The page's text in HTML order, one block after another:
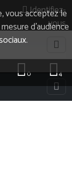
vous acceptez le
d’audience
Identifiez-
vous
4
0